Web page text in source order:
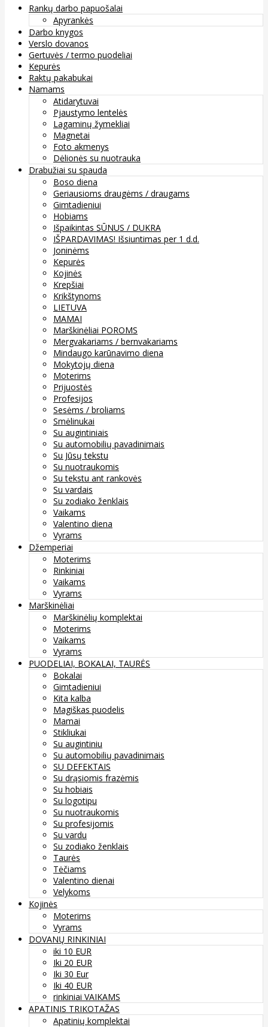
Rankų darbo papuošalai
Apyrankės
Darbo knygos
Verslo dovanos
Gertuvės / termo puodeliai
Kepurės
Raktų pakabukai
Namams
Atidarytuvai
Pjaustymo lentelės
Lagaminų žymekliai
Magnetai
Foto akmenys
Dėlionės su nuotrauka
Drabužiai su spauda
Boso diena
Geriausioms draugėms / draugams
Gimtadieniui
Hobiams
Išpaikintas SŪNUS / DUKRA
IŠPARDAVIMAS! Išsiuntimas per 1 d.d.
Joninėms
Kepurės
Kojinės
Krepšiai
Krikštynoms
LIETUVA
MAMAI
Marškinėliai POROMS
Mergvakariams / bernvakariams
Mindaugo karūnavimo diena
Mokytojų diena
Moterims
Prijuostės
Profesijos
Sesėms / broliams
Smėlinukai
Su augintiniais
Su automobilių pavadinimais
Su Jūsų tekstu
Su nuotraukomis
Su tekstu ant rankovės
Su vardais
Su zodiako ženklais
Vaikams
Valentino diena
Vyrams
Džemperiai
Moterims
Rinkiniai
Vaikams
Vyrams
Marškinėliai
Marškinėlių komplektai
Moterims
Vaikams
Vyrams
PUODELIAI, BOKALAI, TAURĖS
Bokalai
Gimtadieniui
Kita kalba
Magiškas puodelis
Mamai
Stikliukai
Su augintiniu
Su automobilių pavadinimais
SU DEFEKTAIS
Su drąsiomis frazėmis
Su hobiais
Su logotipu
Su nuotraukomis
Su profesijomis
Su vardu
Su zodiako ženklais
Taurės
Tėčiams
Valentino dienai
Velykoms
Kojinės
Moterims
Vyrams
DOVANŲ RINKINIAI
iki 10 EUR
Iki 20 EUR
Iki 30 Eur
Iki 40 EUR
rinkiniai VAIKAMS
APATINIS TRIKOTAŽAS
Apatinių komplektai